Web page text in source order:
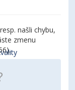
našli chybu,
zmenu